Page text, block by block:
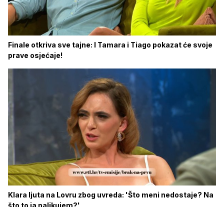
Finale otkriva sve tajne: I Tamara i Tiago pokazat će svoje
prave osjećaje!
Klara ljuta na Lovru zbog uvreda: 'Što meni nedostaje? Na
što to ja nalikujem?'